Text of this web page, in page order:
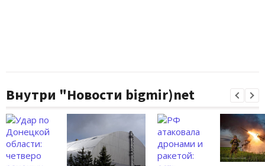
Внутри "Новости bigmir)net